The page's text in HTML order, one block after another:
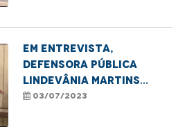
paternidade à
Estado
Em entrevista,
defensora pública
Lindevânia Martins
destaca a importância
03/07/2023